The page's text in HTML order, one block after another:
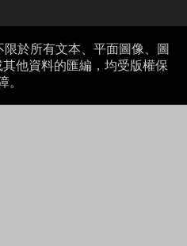
於所有文本、平面圖像、圖
他資料的匯編，均受版權保
。